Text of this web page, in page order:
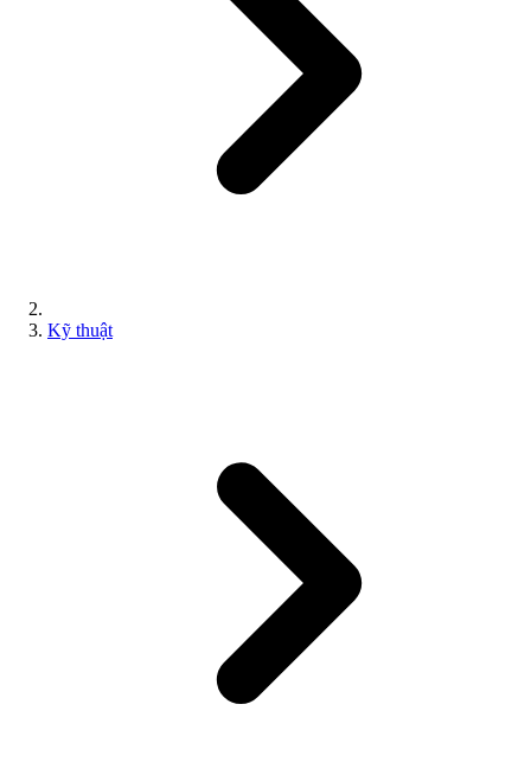
Kỹ thuật